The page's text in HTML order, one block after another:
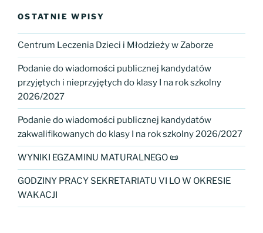
OSTATNIE WPISY
Centrum Leczenia Dzieci i Młodzieży w Zaborze
Podanie do wiadomości publicznej kandydatów
przyjętych i nieprzyjętych do klasy I na rok szkolny
2026/2027
Podanie do wiadomości publicznej kandydatów
zakwalifikowanych do klasy I na rok szkolny 2026/2027
WYNIKI EGZAMINU MATURALNEGO 📜
GODZINY PRACY SEKRETARIATU VI LO W OKRESIE
WAKACJI